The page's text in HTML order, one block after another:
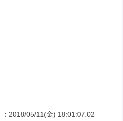
：2018/05/11(金) 18:01:07.02